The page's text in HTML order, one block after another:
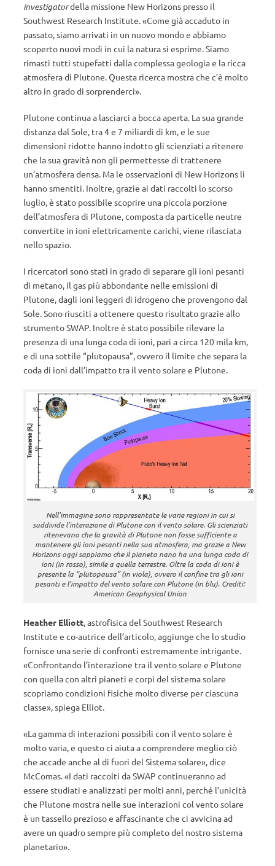
investigatordella missione New Horizons presso il
Southwest Research Institute. «Come già accaduto in
passato, siamo arrivati in un nuovo mondo e abbiamo
scoperto nuovi modi in cui la natura si esprime. Siamo
rimasti tutti stupefatti dalla complessa geologia e la ricca
atmosfera di Plutone. Questa ricerca mostra che c’è molto
altro in grado di sorprenderci».
Plutone continua a lasciarci a bocca aperta. La sua grande
distanza dal Sole, tra 4 e 7 miliardi di km, e le sue
dimensioni ridotte hanno indotto gli scienziati a ritenere
che la sua gravità non gli permettesse di trattenere
un’atmosfera densa. Ma le osservazioni di New Horizons li
hanno smentiti. Inoltre, grazie ai dati raccolti lo scorso
luglio, è stato possibile scoprire una piccola porzione
dell’atmosfera di Plutone, composta da particelle neutre
convertite in ioni elettricamente carichi, viene rilasciata
nello spazio.
I ricercatori sono stati in grado di separare gli ioni pesanti
di metano, il gas più abbondante nelle emissioni di
Plutone, dagli ioni leggeri di idrogeno che provengono dal
Sole. Sono riusciti a ottenere questo risultato grazie allo
strumento SWAP. Inoltre è stato possibile rilevare la
presenza di una lunga coda di ioni, pari a circa 120 mila km,
e di una sottile “plutopausa”, ovvero il limite che separa la
coda di ioni dall’impatto tra il vento solare e Plutone.
Nell’immagine sono rappresentate le varie regioni in cui si
suddivide l’interazione di Plutone con il vento solare. Gli scienziati
ritenevano che la gravità di Plutone non fosse sufficiente a
mantenere gli ioni pesanti nella sua atmosfera, ma grazie a New
Horizons oggi sappiamo che il pianeta nano ha una lunga coda di
ioni (in rosso), simile a quella terrestre. Oltre la coda di ioni è
presente la “plutopausa” (in viola), ovvero il confine tra gli ioni
pesanti e l’impatto del vento solare con Plutone (in blu). Crediti:
American Geophysical Union
Heather Elliott, astrofisica del Southwest Research
Institute e co-autrice dell’articolo, aggiunge che lo studio
fornisce una serie di confronti estremamente intrigante.
«Confrontando l’interazione tra il vento solare e Plutone
con quella con altri pianeti e corpi del sistema solare
scopriamo condizioni fisiche molto diverse per ciascuna
classe», spiega Elliot.
«La gamma di interazioni possibili con il vento solare è
molto varia, e questo ci aiuta a comprendere meglio ciò
che accade anche al di fuori del Sistema solare», dice
McComas. «I dati raccolti da SWAP continueranno ad
essere studiati e analizzati per molti anni, perché l’unicità
che Plutone mostra nelle sue interazioni col vento solare
è un tassello prezioso e affascinante che ci avvicina ad
avere un quadro sempre più completo del nostro sistema
planetario».